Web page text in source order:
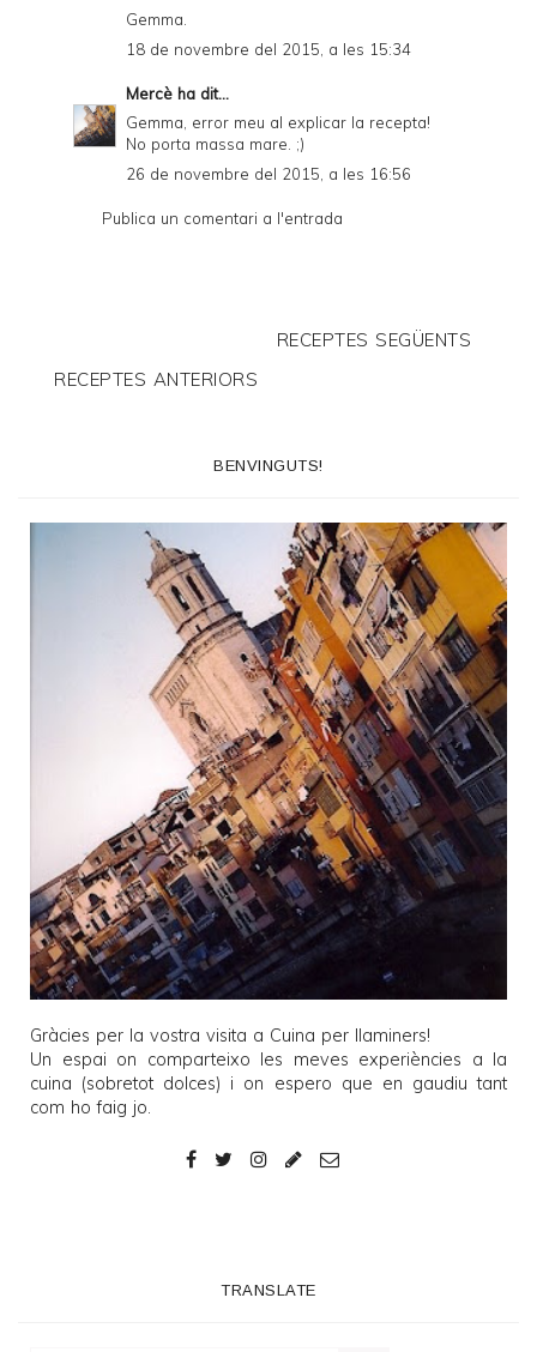
P
D
F
Gemma.
18 de novembre del 2015, a les 15:34
Mercè ha dit...
Gemma, error meu al explicar la recepta!
No porta massa mare. ;)
26 de novembre del 2015, a les 16:56
Publica un comentari a l'entrada
RECEPTES SEGÜENTS
RECEPTES ANTERIORS
BENVINGUTS!
Gràcies per la vostra visita a Cuina per llaminers!
Un espai on comparteixo les meves experiències a la
cuina (sobretot dolces) i on espero que en gaudiu tant
com ho faig jo.
TRANSLATE